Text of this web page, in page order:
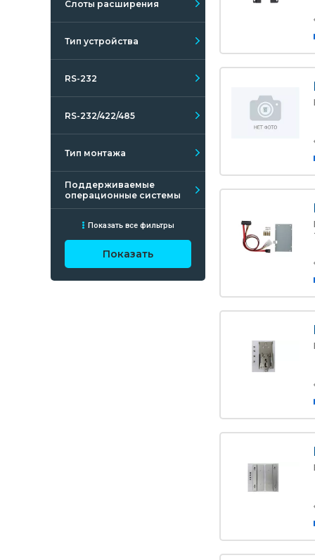
Слоты расширения
Тип устройства
RS-232
RS-232/422/485
Тип монтажа
Поддерживаемые
операционные системы
Показать все фильтры
Показать